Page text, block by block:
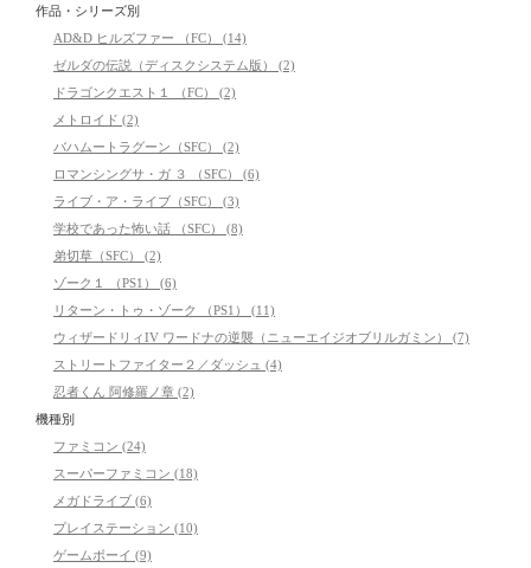
作品・シリーズ別
AD&D ヒルズファー （FC） (14)
ゼルダの伝説（ディスクシステム版） (2)
ドラゴンクエスト１ （FC） (2)
メトロイド (2)
バハムートラグーン（SFC） (2)
ロマンシングサ・ガ ３ （SFC） (6)
ライブ・ア・ライブ（SFC） (3)
学校であった怖い話 （SFC） (8)
弟切草（SFC） (2)
ゾーク１ （PS1） (6)
リターン・トゥ・ゾーク （PS1） (11)
ウィザードリィIV ワードナの逆襲（ニューエイジオブリルガミン） (7)
ストリートファイター２／ダッシュ (4)
忍者くん 阿修羅ノ章 (2)
機種別
ファミコン (24)
スーパーファミコン (18)
メガドライブ (6)
プレイステーション (10)
ゲームボーイ (9)